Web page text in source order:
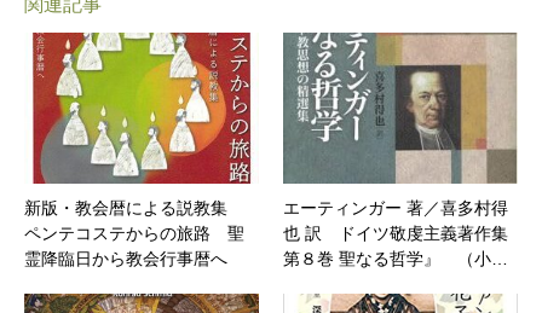
関連記事
新版・教会暦による説教集
ペンテコステからの旅路 聖
霊降臨日から教会行事暦へ
エーティンガー 著／喜多村得
也 訳 ドイツ敬虔主義著作集
第８巻 聖なる哲学』 （小…